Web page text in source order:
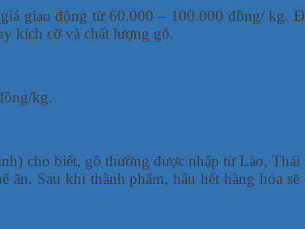
giao động từ 60.000 – 100.000 đồng/ kg.
kích cỡ và chất lượng gỗ.
kg.
cho biết, gỗ thường được nhập từ Lào,
Sau khi thành phẩm, hầu hết hàng hóa